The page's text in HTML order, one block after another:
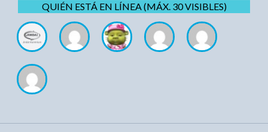
QUIÉN ESTÁ EN LÍNEA (MÁX. 30 VISIBLES)